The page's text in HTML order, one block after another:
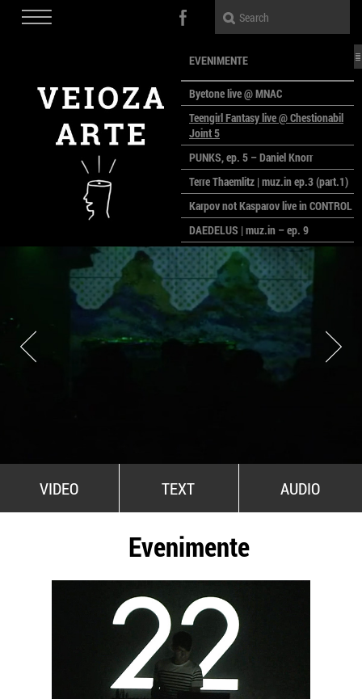
EVENIMENTE
Byetone live @ MNAC
Teengirl Fantasy live @ Chestionabil
Joint 5
PUNKS, ep. 5 – Daniel Knorr
Terre Thaemlitz | muz.in ep.3 (part.1)
Karpov not Kasparov live in CONTROL
DAEDELUS | muz.in – ep. 9
LALELE, LALELE – prima premieră a
anului la MACAZ
CinePOLSKA – filme poloneze la
București
PEOPLE OF ROMANIA se lansează la
galeria Simeza
All Stars For Outernational
VIDEO TEXT AUDIO
Evenimente